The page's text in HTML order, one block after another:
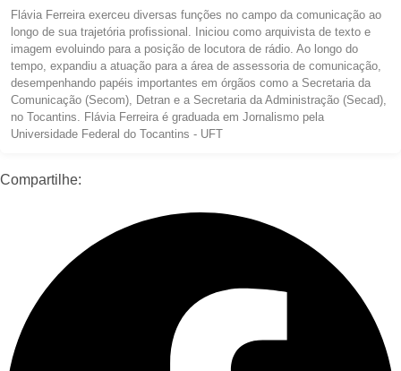
Flávia Ferreira exerceu diversas funções no campo da comunicação ao
longo de sua trajetória profissional. Iniciou como arquivista de texto e
imagem evoluindo para a posição de locutora de rádio. Ao longo do
tempo, expandiu a atuação para a área de assessoria de comunicação,
desempenhando papéis importantes em órgãos como a Secretaria da
Comunicação (Secom), Detran e a Secretaria da Administração (Secad),
no Tocantins. Flávia Ferreira é graduada em Jornalismo pela
Universidade Federal do Tocantins - UFT
Compartilhe: